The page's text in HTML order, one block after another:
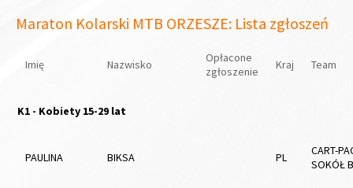
Maraton Kolarski MTB ORZESZE: Lista zgłoszeń
Imię Nazwisko
Opłacone
zgłoszenie
Kraj Team
K1 - Kobiety 15-29 lat
PAULINA BIKSA PL
CART-
SOKÓŁ